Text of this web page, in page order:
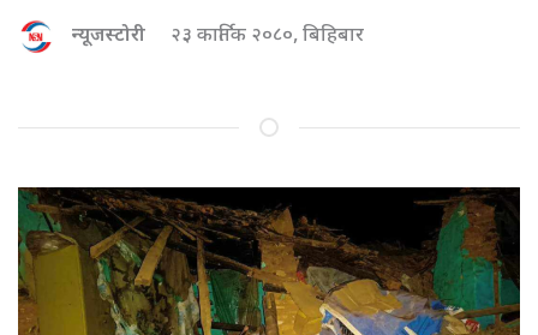
न्यूजस्टोरी २३ कार्तिक २०८०, बिहिबार